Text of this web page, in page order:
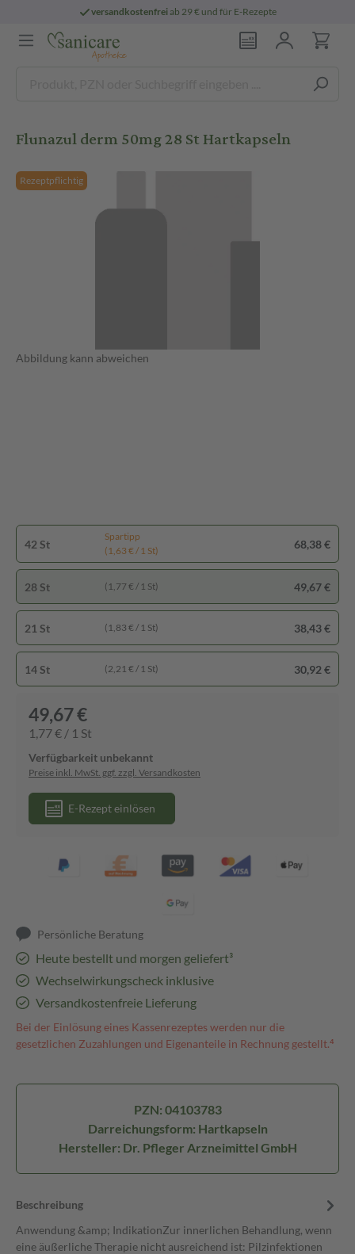
versandkostenfreiab 29 € und für E-Rezepte
Flunazul derm 50mg 28 St Hartkapseln
Rezeptpflichtig
Abbildung kann abweichen
42 St
Spartipp
(1,63 € / 1 St)
68,38 €
28 St (1,77 € / 1 St) 49,67 €
21 St (1,83 € / 1 St) 38,43 €
14 St (2,21 € / 1 St) 30,92 €
49,67 €
1,77 € / 1 St
Verfügbarkeit unbekannt
Preise inkl. MwSt. ggf. zzgl. Versandkosten
E-Rezept einlösen
Persönliche Beratung
Heute bestellt und morgen geliefert³
Wechselwirkungscheck inklusive
Versandkostenfreie Lieferung
Bei der Einlösung eines Kassenrezeptes werden nur die
gesetzlichen Zuzahlungen und Eigenanteile in Rechnung gestellt.⁴
PZN: 04103783
Darreichungsform: Hartkapseln
Hersteller: Dr. Pfleger Arzneimittel GmbH
Beschreibung
Anwendung &amp; IndikationZur innerlichen Behandlung, wenn
eine äußerliche Therapie nicht ausreichend ist: Pilzinfektionen